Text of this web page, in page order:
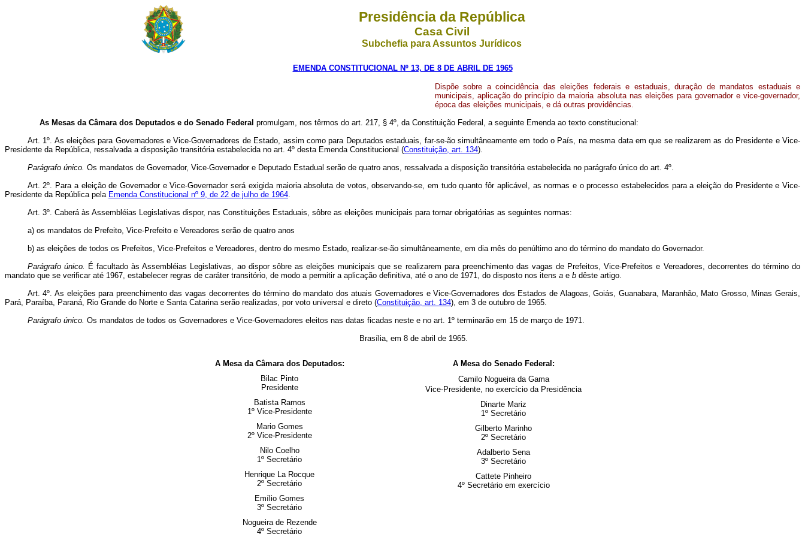
Presidência da República
Casa Civil
Subchefia para Assuntos Jurídicos
EMENDA CONSTITUCIONAL Nº 13, DE 8 DE ABRIL DE 1965
Dispõe sobre a coincidência das eleições federais e estaduais, duração de mandatos estaduais e
municipais, aplicação do princípio da maioria absoluta nas eleições para governador e vice-governador,
época das eleições municipais, e dá outras providências.
As Mesas da Câmara dos Deputados e do Senado Federal promulgam, nos têrmos do art. 217, § 4º, da Constituição Federal, a seguinte Emenda ao texto constitucional:
Art. 1º. As eleições para Governadores e Vice-Governadores de Estado, assim como para Deputados estaduais, far-se-ão simultâneamente em todo o País, na mesma data em que se realizarem as do Presidente e Vice-
Presidente da República, ressalvada a disposição transitória estabelecida no art. 4º desta Emenda Constitucional (Constituição, art. 134).
Parágrafo único. Os mandatos de Governador, Vice-Governador e Deputado Estadual serão de quatro anos, ressalvada a disposição transitória estabelecida no parágrafo único do art. 4º.
Art. 2º. Para a eleição de Governador e Vice-Governador será exigida maioria absoluta de votos, observando-se, em tudo quanto fôr aplicável, as normas e o processo estabelecidos para a eleição do Presidente e Vice-
Presidente da República pela Emenda Constitucional nº 9, de 22 de julho de 1964.
Art. 3º. Caberá às Assembléias Legislativas dispor, nas Constituições Estaduais, sôbre as eleições municipais para tornar obrigatórias as seguintes normas:
a) os mandatos de Prefeito, Vice-Prefeito e Vereadores serão de quatro anos
b) as eleições de todos os Prefeitos, Vice-Prefeitos e Vereadores, dentro do mesmo Estado, realizar-se-ão simultâneamente, em dia mês do penúltimo ano do término do mandato do Governador.
Parágrafo único. É facultado às Assembléias Legislativas, ao dispor sôbre as eleições municipais que se realizarem para preenchimento das vagas de Prefeitos, Vice-Prefeitos e Vereadores, decorrentes do término do
mandato que se verificar até 1967, estabelecer regras de caráter transitório, de modo a permitir a aplicação definitiva, até o ano de 1971, do disposto nos itens a e b dêste artigo.
Art. 4º. As eleições para preenchimento das vagas decorrentes do término do mandato dos atuais Governadores e Vice-Governadores dos Estados de Alagoas, Goiás, Guanabara, Maranhão, Mato Grosso, Minas Gerais,
Pará, Paraíba, Paraná, Rio Grande do Norte e Santa Catarina serão realizadas, por voto universal e direto (Constituição, art. 134), em 3 de outubro de 1965.
Parágrafo único. Os mandatos de todos os Governadores e Vice-Governadores eleitos nas datas ficadas neste e no art. 1º terminarão em 15 de março de 1971.
Brasília, em 8 de abril de 1965.
A Mesa da Câmara dos Deputados:
Bilac Pinto
Presidente
Batista Ramos
1º Vice-Presidente
Mario Gomes
2º Vice-Presidente
Nilo Coelho
1º Secretário
Henrique La Rocque
2º Secretário
Emílio Gomes
3º Secretário
Nogueira de Rezende
4º Secretário
A Mesa do Senado Federal:
Camilo Nogueira da Gama
Vice-Presidente, no exercício da Presidência
Dinarte Mariz
1º Secretário
Gilberto Marinho
2º Secretário
Adalberto Sena
3º Secretário
Cattete Pinheiro
4º Secretário em exercício